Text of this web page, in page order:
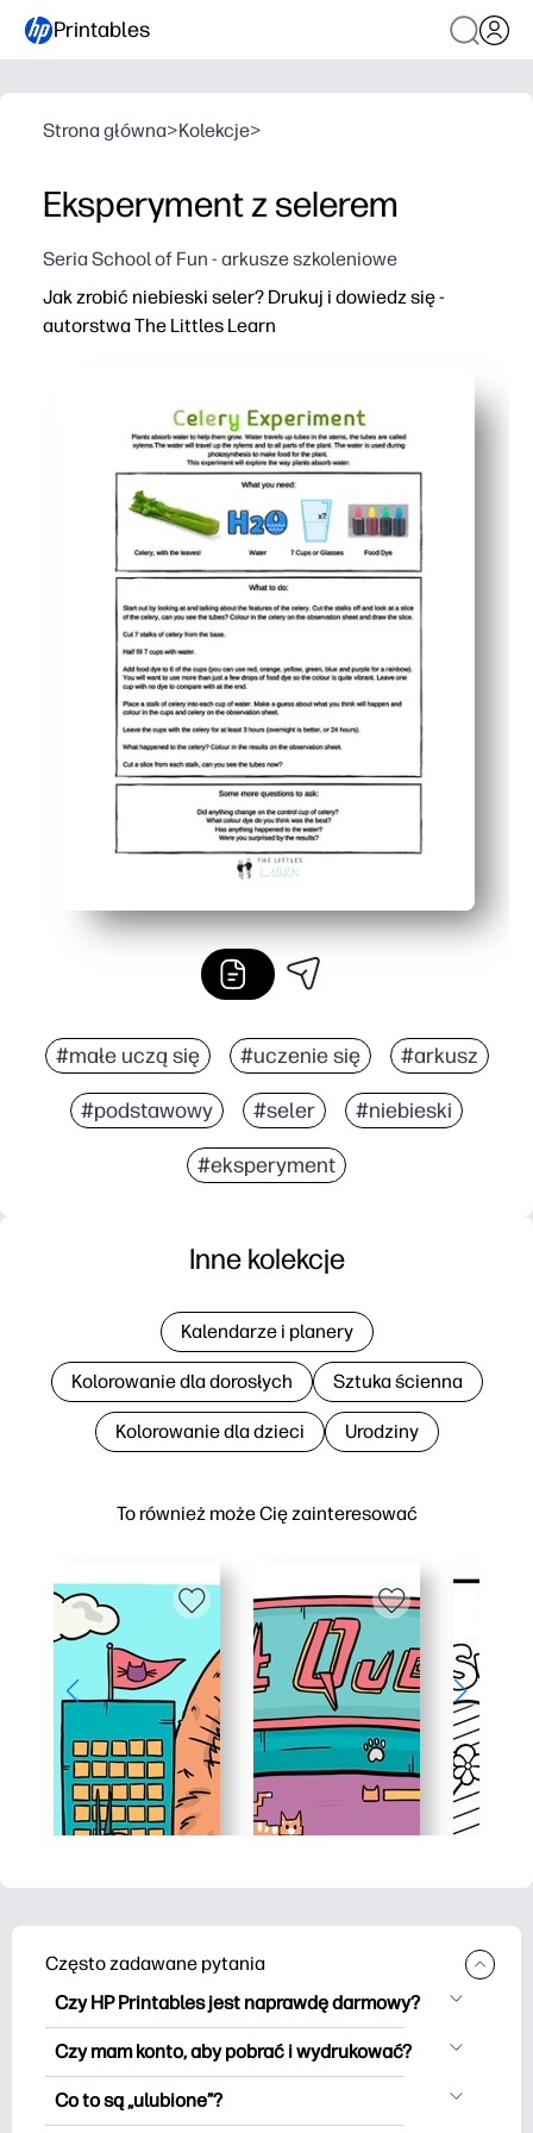
Printables
Strona główna>Kolekcje>
Eksperyment z selerem
Seria School of Fun - arkusze szkoleniowe
Jak zrobić niebieski seler? Drukuj i dowiedz się -
autorstwa The Littles Learn
#małe uczą się #uczenie się #arkusz
#podstawowy #seler #niebieski
#eksperyment
To również może Cię zainteresować
Inne kolekcje
Kalendarze i planery
Kolorowanie dla dorosłych Sztuka ścienna
Kolorowanie dla dzieci Urodziny
Często zadawane pytania
Czy HP Printables jest naprawdę darmowy?
HP Printables oferuje ponad 2500
materiałów do wydrukowania do
pobrania i wydrukowania. Przeglądaj
popularne kolorowanki, zabawne
Czy mam konto, aby pobrać i wydrukować?
Możesz eksplorować i drukować bez
użycia konta. Ale logowanie pomaga
Co to są „ulubione”?